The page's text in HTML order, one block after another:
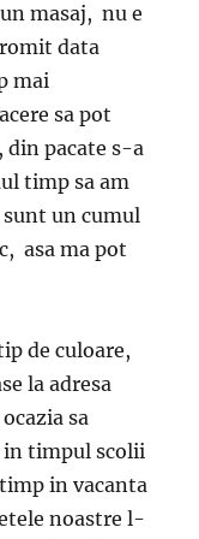
masaj, nu e
data
mai
sa pot
din pacate s-a
timp sa am
sunt un cumul
asa ma pot
de culoare,
la adresa
sa
timpul scolii
in vacanta
noastre l-